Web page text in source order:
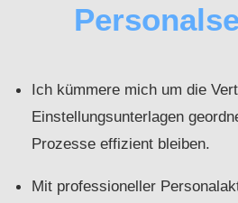
Ich kümmere mich um die
Einstellungsunterlagen
Prozesse effizient bleiben.
Mit professioneller